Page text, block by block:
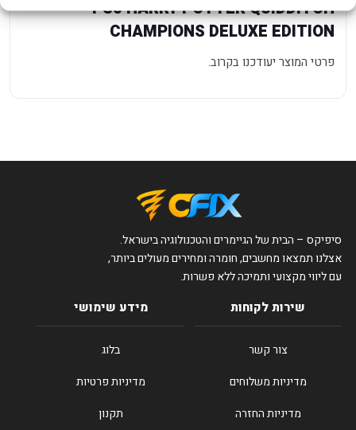
PS5 HARRY POTTER QUIDDITCH
CHAMPIONS DELUXE EDITION
פרטי המוצר יעודכנו בקרוב.
סיפיקס – הבית של הגיימרים והטכנולוגיה בישראל.
אצלנו תמצאו מחשבים, חומרה ומחירים מעולים ביותר,
עם ליווי מקצועי ותמיכה ללא פשרות.
שירות לקוחות
צור קשר
מדיניות משלוחים
מדיניות החזרה
מידע שימושי
בלוג
מדיניות פרטיות
תקנון